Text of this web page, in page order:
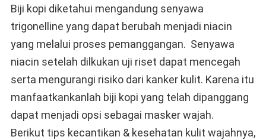
Biji kopi diketahui mengandung senyawa
trigonelline yang dapat berubah menjadi niacin
yang melalui proses pemanggangan. Senyawa
niacin setelah dilkukan uji riset dapat mencegah
serta mengurangi risiko dari kanker kulit. Karena itu
manfaatkankanlah biji kopi yang telah dipanggang
dapat menjadi opsi sebagai masker wajah.
Berikut tips kecantikan & kesehatan kulit wajahnya,